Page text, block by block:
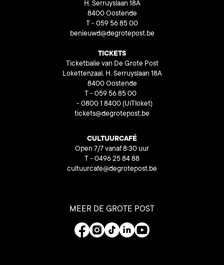
H. Serruyslaan 18A
8400 Oostende
T - 059 56 85 00
benieuwd@degrotepost.be
TICKETS
Ticketbalie van De Grote Post
Lokettenzaal, H. Serruyslaan 18A
8400 Oostende
T - 059 56 85 00
- 0800 1 8400 (UiTloket)
tickets@degrotepost.be
CULTUURCAFÉ
Open 7/7 vanaf 8:30 uur
T - 0496 25 84 88
cultuurcafe@degrotepost.be
MEER DE GROTE POST